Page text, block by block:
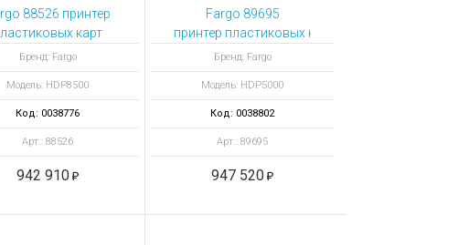
88526 принтер
карт
HDP8500 с
смарт-
карт
Бренд: Fargo
Модель: HDP8500
Код: 0038776
Арт.: 88526
942 910
Fargo 89695
принтер пластиковых карт HDP5000 с
Бренд: Fargo
Модель: HDP5000
Код: 0038802
Арт.: 89695
947 520